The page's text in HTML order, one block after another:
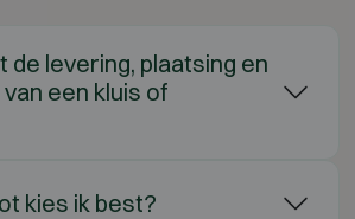
de levering, plaatsing en
een kluis of
kies ik best?